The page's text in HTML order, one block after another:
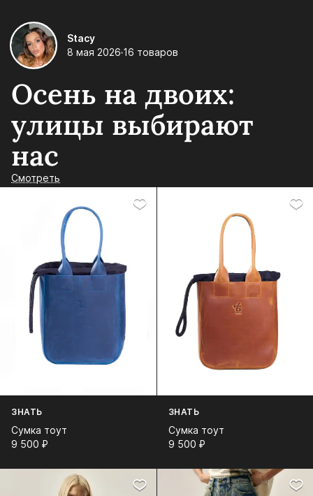
Stacy
8 мая 2026 16 товаров
Осень на двоих:
улицы выбирают
нас
Смотреть
ЗНАТЬ
Сумка тоут
9 500⁠ ⁠₽
ЗНАТЬ
Сумка тоут
9 500⁠ ⁠₽